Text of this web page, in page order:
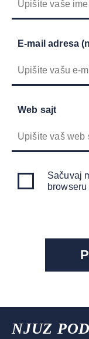
E-mail adresa
Web sajt
Sačuvaj
NJUZ